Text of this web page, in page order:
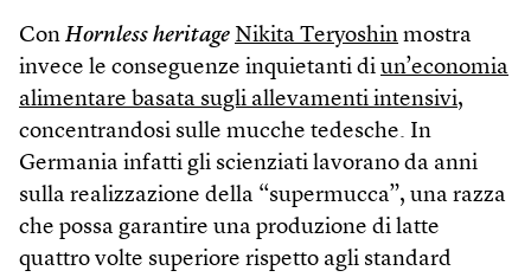
Con Hornless heritage Nikita Teryoshin mostra
invece le conseguenze inquietanti di un’economia
alimentare basata sugli allevamenti intensivi,
concentrandosi sulle mucche tedesche. In
Germania infatti gli scienziati lavorano da anni
sulla realizzazione della “supermucca”, una razza
che possa garantire una produzione di latte
quattro volte superiore rispetto agli standard